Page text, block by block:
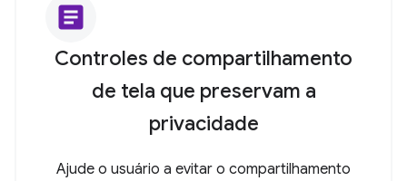
article
Controles de compartilhamento
de tela que preservam a
privacidade
Ajude o usuário a evitar o compartilhamento